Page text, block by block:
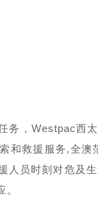
务，Westpac西
和救援服务,全
人员时刻对危及